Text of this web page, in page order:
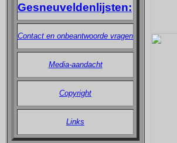
Gesneuveldenlijsten:
Contact en onbeantwoorde vragen
Media-aandacht
Copyright
Links